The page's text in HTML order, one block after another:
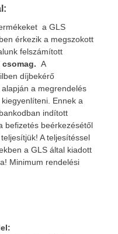
a GLS
érkezik a megszokott
felszámított
csomag. A
díjbekérő
a megrendelés
Ennek a
indított
befizetés beérkezésétől
A teljesítéssel
a GLS által kiadott
Minimum rendelési